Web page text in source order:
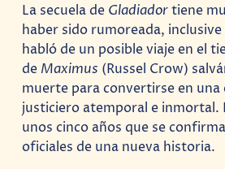
La secuela de Gladiadortiene
haber sido rumoreada, inclusive
habló de un posible viaje en el
de Maximus (Russel Crow)
muerte para convertirse en una
justiciero atemporal e inmortal.
unos cinco años que se
oficiales de una nueva historia.